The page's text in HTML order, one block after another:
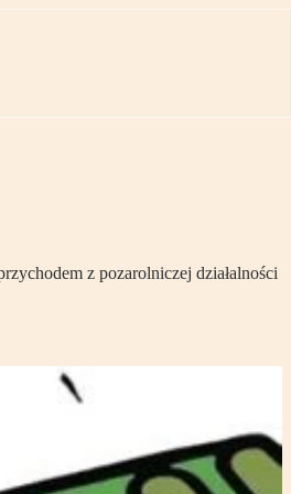
z pozarolniczej działalności